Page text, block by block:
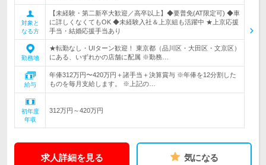
対象と
なる方
【未経験・第二新卒大歓迎／高卒以上】◆要普免(AT限定可) ◆車
に詳しくなくてもOK ◆未経験入社＆上京組も活躍中 ★上京応援
手当・結婚応援手当あり
勤務地
★転勤なし・UIターン歓迎！ 東京都（品川区・大田区・文京区）
にある、いずれかの店舗に配属 ※勤務…
給与
年俸312万円〜420万円＋諸手当＋決算賞与 ※年俸を12分割した
ものを毎月支給します。 ※上記の…
初年度
年収
312万円～420万円
求人詳細を見る 気になる